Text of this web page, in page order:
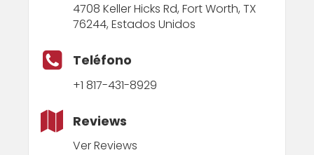
4708 Keller Hicks Rd, Fort Worth, TX
76244, Estados Unidos
Teléfono
+1 817-431-8929
Reviews
Ver Reviews